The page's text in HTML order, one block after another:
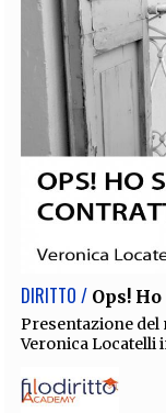
DIRITTO / Ops!
Presentazione del
Veronica Locatelli